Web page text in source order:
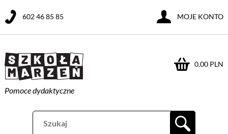
Pomoce dydaktyczne
0.00 PLN
602 46 85 85 MOJE KONTO